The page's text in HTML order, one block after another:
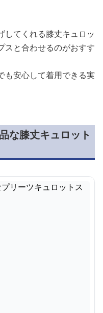
してくれる膝丈キュロッ
スと合わせるのがおすす
も安心して着用できる実
な膝丈キュロット